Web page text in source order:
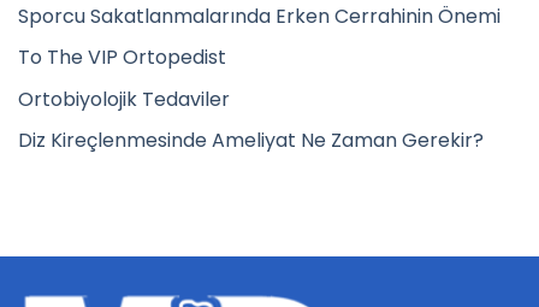
Sporcu Sakatlanmalarında Erken Cerrahinin Önemi
To The VIP Ortopedist
Ortobiyolojik Tedaviler
Diz Kireçlenmesinde Ameliyat Ne Zaman Gerekir?